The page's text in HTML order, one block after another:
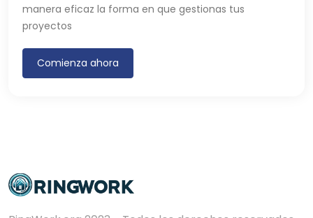
manera eficaz la forma en que gestionas tus
proyectos
Comienza ahora